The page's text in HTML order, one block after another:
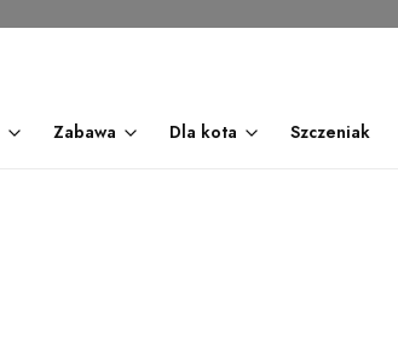
Zabawa Dla kota Szczeniak